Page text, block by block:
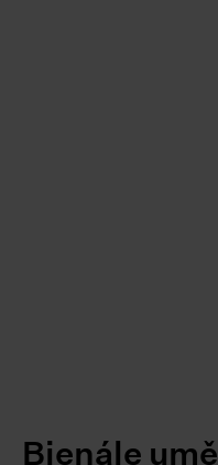
Bienále